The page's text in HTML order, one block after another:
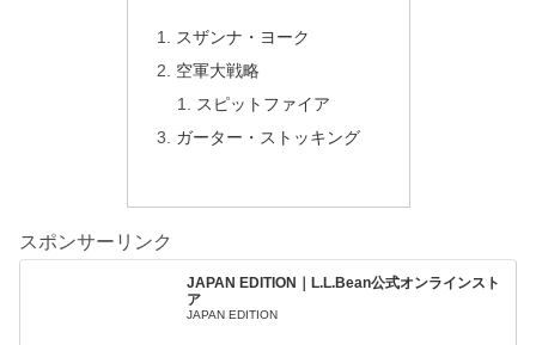
スザンナ・ヨーク
空軍大戦略
スピットファイア
ガーター・ストッキング
スポンサーリンク
JAPAN EDITION｜L.L.Bean公式オンラインスト
ア
JAPAN EDITION